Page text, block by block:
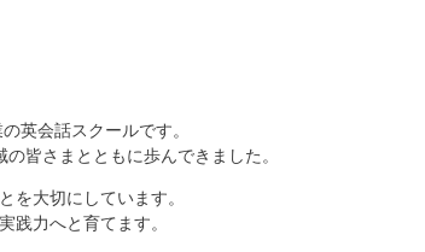
英会話スクールです。
皆さまとともに歩んできました。
を大切にしています。
践力へと育てます。